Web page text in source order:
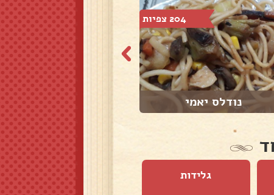
204 צפיות
נודלס יאמי
גלידות